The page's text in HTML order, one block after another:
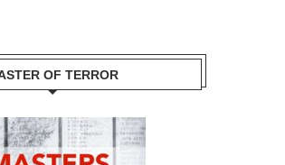
OF TERROR